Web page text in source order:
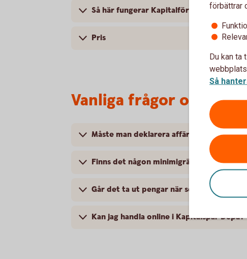
Så här fungerar Kapitalförsäkring depå /
Pris
Vanliga frågor och svar
Måste man deklarera affärerna?
Finns det någon minimigräns?
Går det ta ut pengar när som helst?
Kan jag handla online i Kapitalspar Depå?
förbättrar
Du kan ta
Så